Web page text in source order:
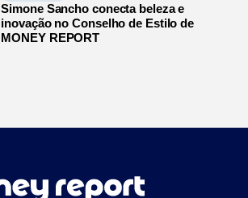
Simone Sancho conecta beleza e
inovação no Conselho de Estilo de
MONEY REPORT